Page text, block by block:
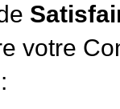
votre